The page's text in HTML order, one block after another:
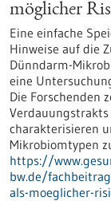
möglicher
Eine einfache
Hinweise auf die
Dünndarm-
eine
Die Forschenden
charakterisieren
Mikrobiomtypen
https://
bw.de/
als-moeglicher-